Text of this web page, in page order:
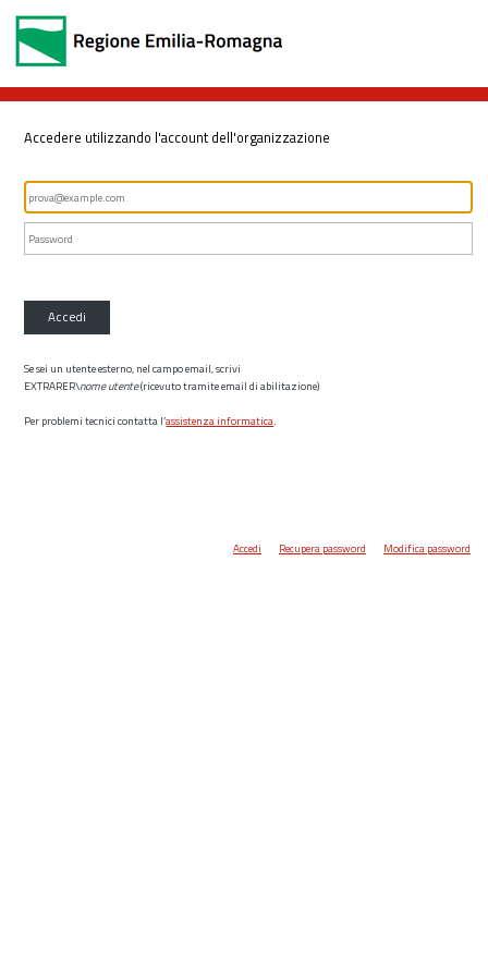
Accedere utilizzando l'account dell'organizzazione
Accedi
Se sei un utente esterno, nel campo email, scrivi
EXTRARER\nome utente(ricevuto tramite email di abilitazione)
Per problemi tecnici contatta l’assistenza informatica.
Accedi Recupera password Modifica password